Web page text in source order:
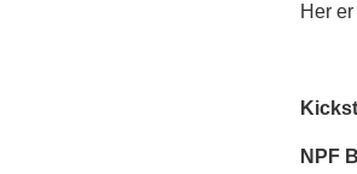
Her
NPF